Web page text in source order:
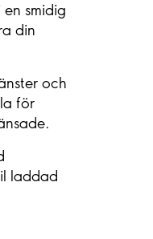
smidig
din
och
för
laddad